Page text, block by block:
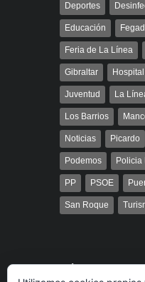
Deportes
Educación
Feria de La Línea
Gibraltar Hospital
Juventud La
Los Barrios
Noticias Picardo
Podemos Policia
PP PSOE
San Roque
Búsqueda